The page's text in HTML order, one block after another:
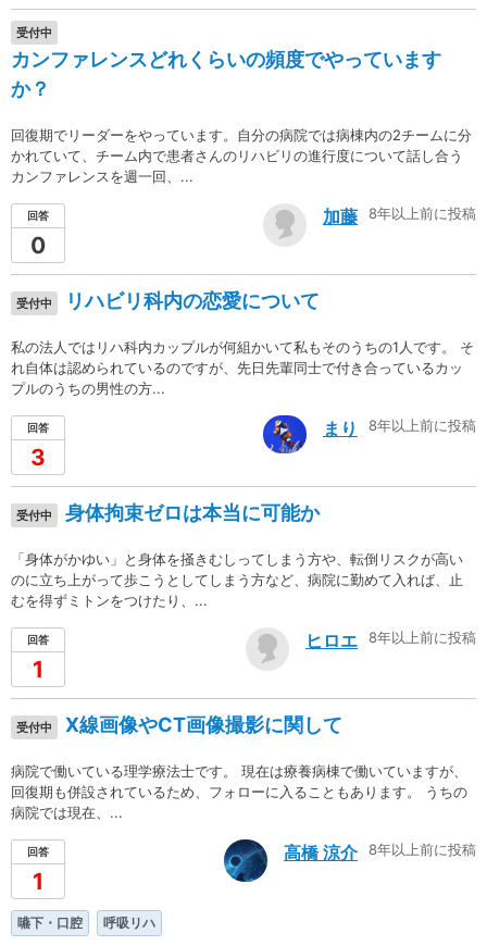
受付中
カンファレンスどれくらいの頻度でやっています
か？
回復期でリーダーをやっています。自分の病院では病棟内の2チームに分
かれていて、チーム内で患者さんのリハビリの進行度について話し合う
カンファレンスを週一回、...
回答
0
8年以上前に投稿
加藤
受付中 リハビリ科内の恋愛について
私の法人ではリハ科内カップルが何組かいて私もそのうちの1人です。 そ
れ自体は認められているのですが、先日先輩同士で付き合っているカッ
プルのうちの男性の方...
回答
3
8年以上前に投稿
まり
受付中 身体拘束ゼロは本当に可能か
「身体がかゆい」と身体を掻きむしってしまう方や、転倒リスクが高い
のに立ち上がって歩こうとしてしまう方など、病院に勤めて入れば、止
むを得ずミトンをつけたり、...
回答
1
8年以上前に投稿
ヒロエ
受付中 X線画像やCT画像撮影に関して
病院で働いている理学療法士です。 現在は療養病棟で働いていますが、
回復期も併設されているため、フォローに入ることもあります。 うちの
病院では現在、...
回答
1
8年以上前に投稿
高橋 涼介
嚥下・口腔 呼吸リハ